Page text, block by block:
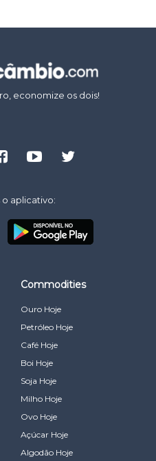
economize os dois!
o aplicativo:
Commodities
Ouro Hoje
Petróleo Hoje
Café Hoje
Boi Hoje
Soja Hoje
Milho Hoje
Ovo Hoje
Açúcar Hoje
Algodão Hoje